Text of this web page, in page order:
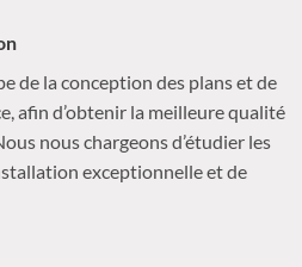
de la conception des plans et de
afin d’obtenir la meilleure qualité
nous chargeons d’étudier les
exceptionnelle et de